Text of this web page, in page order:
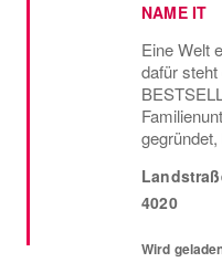
NAME IT
Eine Welt
dafür
weltweit
4020
Wird